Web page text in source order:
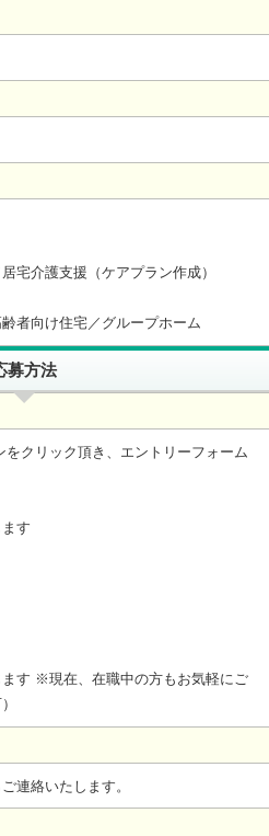
宅介護支援（ケアプラン作成）
者向け住宅／グループホーム
募方法
をクリック頂き、エントリーフォーム
す
す ※現在、在職中の方もお気軽にご
連絡いたします。